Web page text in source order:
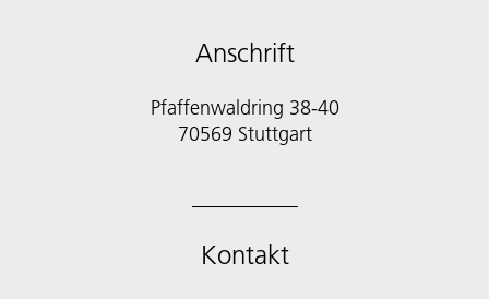
Anschrift
Pfaffenwaldring 38-40
70569 Stuttgart
Kontakt